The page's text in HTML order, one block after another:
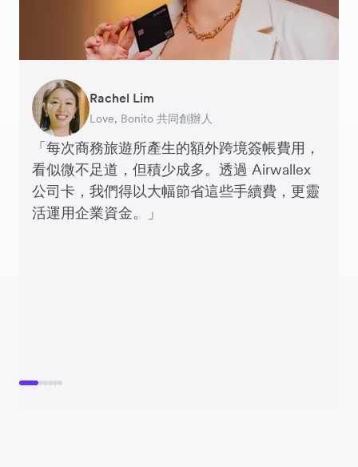
「每次商務旅遊所產生的額外跨境簽帳費用，
看似微不足道，但積少成多。透過 Airwallex
公司卡，我們得以大幅節省這些手續費，更靈
活運用企業資金。」
Rachel Lim
Love, Bonito 共同創辦人
Henson Tsai
SleekFlow 創辦人
Phyllis
Jakewell 數碼營運總監
Jennifer Chong
Linjer 行政總裁
Benjamin
Grams(28) 創辦人
Tomy Wu
MyiCellar 共同創辦人